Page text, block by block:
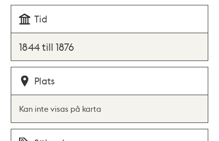
Tid
1844 till 1876
Plats
Kan inte visas på karta